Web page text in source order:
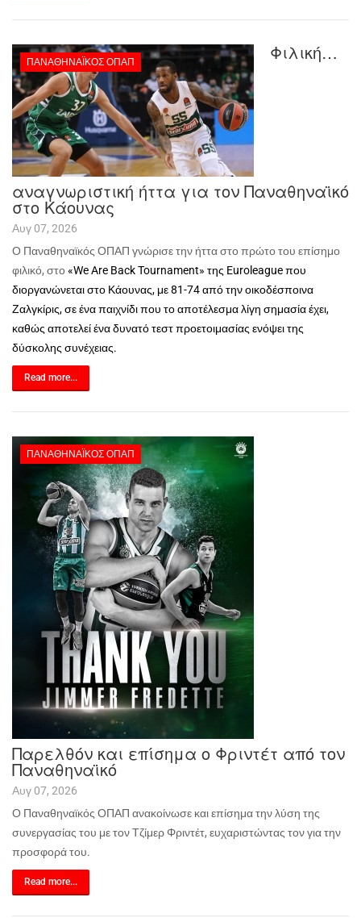
ΠΑΝΑΘΗΝΑΪΚΌΣ ΟΠΑΠ Φιλική…
αναγνωριστική ήττα για τον Παναθηναϊκό
στο Κάουνας
Αυγ 07, 2026
Ο Παναθηναϊκός ΟΠΑΠ γνώρισε την ήττα στο πρώτο του επίσημο
φιλικό, στο«We Are Back Tournament» της Euroleague που
διοργανώνεται στο Κάουνας, με 81-74 από την οικοδέσποινα
Ζαλγκίρις, σε ένα παιχνίδι που το αποτέλεσμα λίγη σημασία έχει,
καθώς αποτελεί ένα δυνατό τεστ προετοιμασίας ενόψει της
δύσκολης συνέχειας.
Read more...
ΠΑΝΑΘΗΝΑΪΚΌΣ ΟΠΑΠ
Παρελθόν και επίσημα ο Φριντέτ από τον
Παναθηναϊκό
Αυγ 07, 2026
Ο Παναθηναϊκός ΟΠΑΠ ανακοίνωσε και επίσημα την λύση της
συνεργασίας του με τον Τζίμερ Φριντέτ, ευχαριστώντας τον για την
προσφορά του.
Read more...